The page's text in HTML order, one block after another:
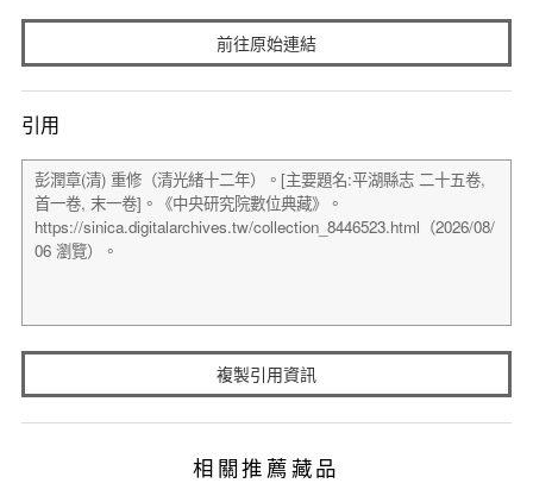
前往原始連結
引用
複製引用資訊
相關推薦藏品